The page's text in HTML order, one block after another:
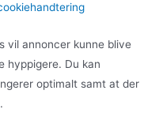
vil annoncer kunne blive
hyppigere. Du kan
optimalt samt at der